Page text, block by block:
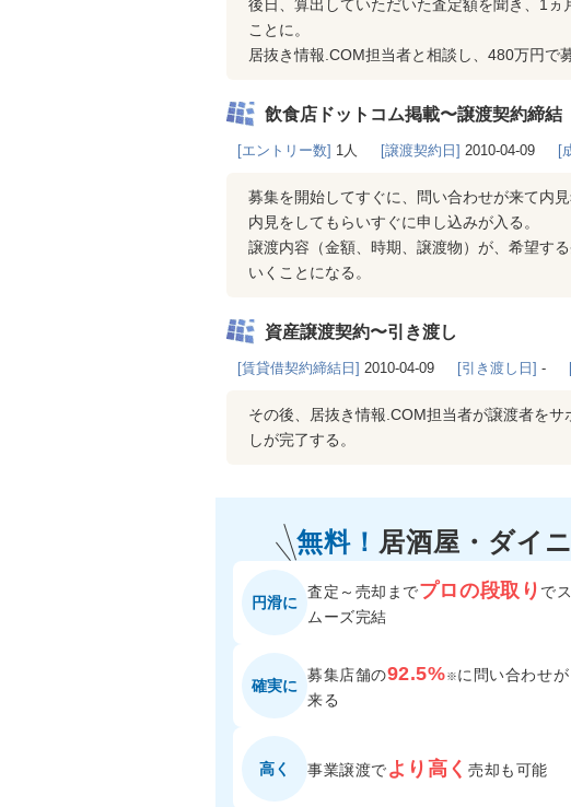
後日、算出していただいた査定額を聞き、1
ことに。
居抜き情報.COM担当者と相談し、480万円で
飲食店ドットコム掲載〜譲渡契約締結
[エントリー数] 1人 [譲渡契約日] 2010-04-09 [
募集を開始してすぐに、問い合わせが来て内見
内見をしてもらいすぐに申し込みが入る。
譲渡内容（金額、時期、譲渡物）が、希望す
いくことになる。
資産譲渡契約〜引き渡し
[賃貸借契約締結日] 2010-04-09 [引き渡し日] -
その後、居抜き情報.COM担当者が譲渡者を
しが完了する。
無料！ 居酒屋・ダイ
円滑に
査定～売却までプロの段取り でス
ムーズ完結
確実に
募集店舗の92.5%※に 問い合わせが
来る
高く 事業譲渡でより高く売却も可能